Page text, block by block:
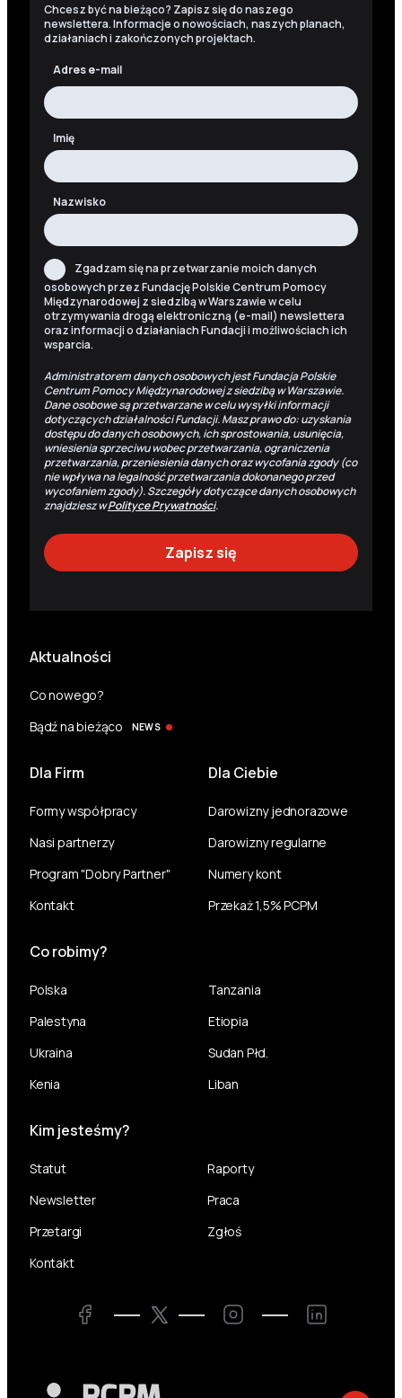
Chcesz być na bieżąco? Zapisz się do naszego
newslettera. Informacje o nowościach, naszych planach,
działaniach i zakończonych projektach.
Adres e-mail
Imię
Nazwisko
Zgadzam się na przetwarzanie moich danych
osobowych przez Fundację Polskie Centrum Pomocy
Międzynarodowej z siedzibą w Warszawie w celu
otrzymywania drogą elektroniczną (e-mail) newslettera
oraz informacji o działaniach Fundacji i możliwościach ich
wsparcia.
Administratorem danych osobowych jest Fundacja Polskie
Centrum Pomocy Międzynarodowej z siedzibą w Warszawie.
Dane osobowe są przetwarzane w celu wysyłki informacji
dotyczących działalności Fundacji. Masz prawo do: uzyskania
dostępu do danych osobowych, ich sprostowania, usunięcia,
wniesienia sprzeciwu wobec przetwarzania, ograniczenia
przetwarzania, przeniesienia danych oraz wycofania zgody (co
nie wpływa na legalność przetwarzania dokonanego przed
wycofaniem zgody). Szczegóły dotyczące danych osobowych
znajdziesz wPolityce Prywatności.
Aktualności
Co nowego?
Bądź na bieżąco
NEWS
Dla Firm
Formy współpracy
Nasi partnerzy
Program "Dobry Partner"
Kontakt
Dla Ciebie
Darowizny jednorazowe
Darowizny regularne
Numery kont
Przekaż 1,5% PCPM
Co robimy?
Polska
Palestyna
Ukraina
Kenia
Tanzania
Etiopia
Sudan Płd.
Liban
Kim jesteśmy?
Statut
Raporty
Newsletter
Praca
Przetargi
Zgłoś
Kontakt
Facebook Twitter Instagram LinkedIn